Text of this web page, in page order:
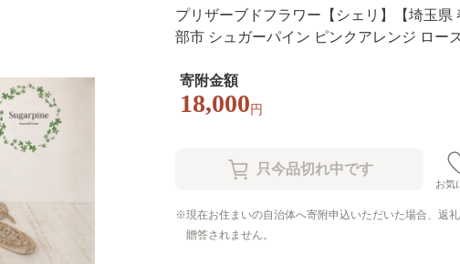
プリザーブドフラワー【シェリ】【埼玉県
部市 シュガーパイン ピンクアレンジ ロー
ント】(AJ006-2)
寄附金額
18,000 円
お気
現在お住まいの自治体へ寄附申込いただいた場合、返
贈答されません。